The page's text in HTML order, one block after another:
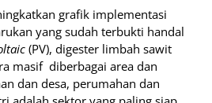
grafik implementasi
yang sudah terbukti handal
(PV), digester limbah sawit
masif diberbagai area dan
dan desa, perumahan dan